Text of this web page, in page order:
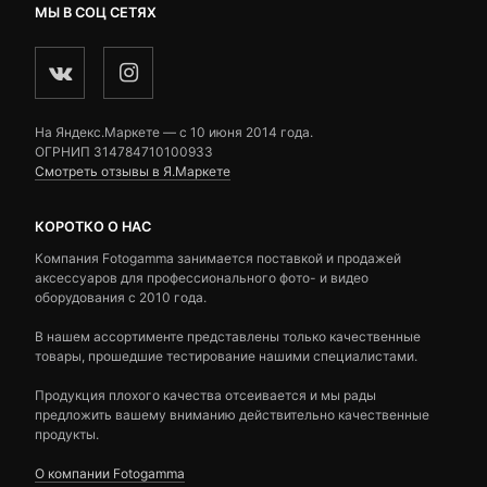
МЫ В СОЦ СЕТЯХ
На Яндекс.Маркете — c 10 июня 2014 года.
ОГРНИП 314784710100933
Смотреть отзывы в Я.Маркете
КОРОТКО О НАС
Компания Fotogamma занимается поставкой и продажей
аксессуаров для профессионального фото- и видео
оборудования с 2010 года.
В нашем ассортименте представлены только качественные
товары, прошедшие тестирование нашими специалистами.
Продукция плохого качества отсеивается и мы рады
предложить вашему вниманию действительно качественные
продукты.
О компании Fotogamma